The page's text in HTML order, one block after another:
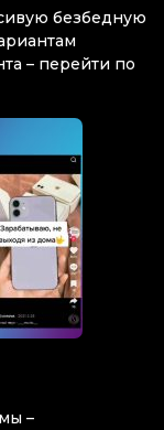
безбедную
– перейти по
–